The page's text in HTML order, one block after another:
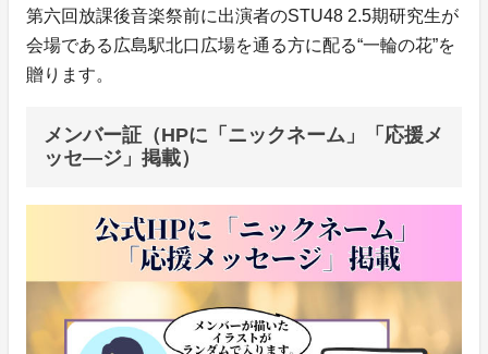
第六回放課後音楽祭前に出演者のSTU48 2.5期研究生が
会場である広島駅北口広場を通る方に配る“一輪の花”を
贈ります。
メンバー証（HPに「ニックネーム」「応援メ
ッセ―ジ」掲載）